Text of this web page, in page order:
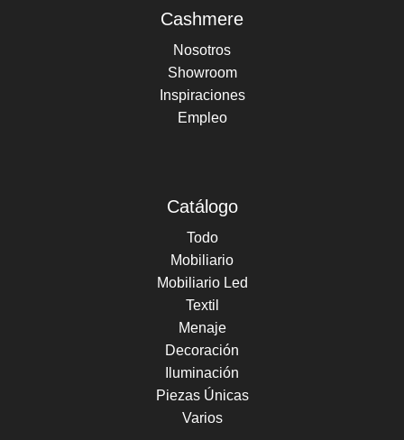
Cashmere
Nosotros
Showroom
Inspiraciones
Empleo
Catálogo
Todo
Mobiliario
Mobiliario Led
Textil
Menaje
Decoración
Iluminación
Piezas Únicas
Varios